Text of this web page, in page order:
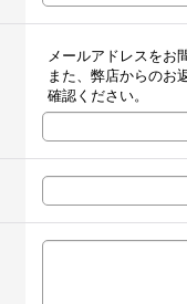
メールアドレスをお
また、弊店からのお
確認ください。